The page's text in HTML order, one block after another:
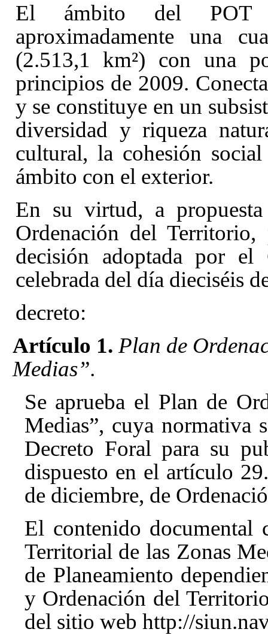
El ámbito del POT
aproximadamente una
(2.513,1 km²) con una
principios de 2009.
y se constituye en un
diversidad y riqueza
cultural, la cohesión
ámbito con el exterior.
En su virtud, a
Ordenación del
decisión adoptada por el
celebrada del día dieciséis
decreto:
Artículo 1. Plan de
Medias”.
Se aprueba el Plan de
Medias”, cuya normativa
Decreto Foral para su
dispuesto en el artículo
de diciembre, de
El contenido documental
Territorial de las Zonas
de Planeamiento
y Ordenación del
del sitio web http://